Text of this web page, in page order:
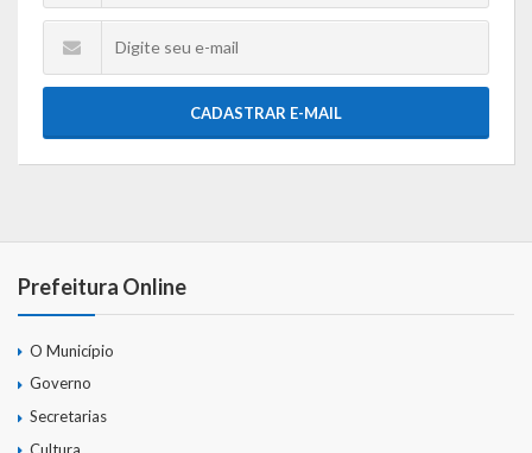
CADASTRAR E-MAIL
Prefeitura Online
O Município
Governo
Secretarias
Cultura